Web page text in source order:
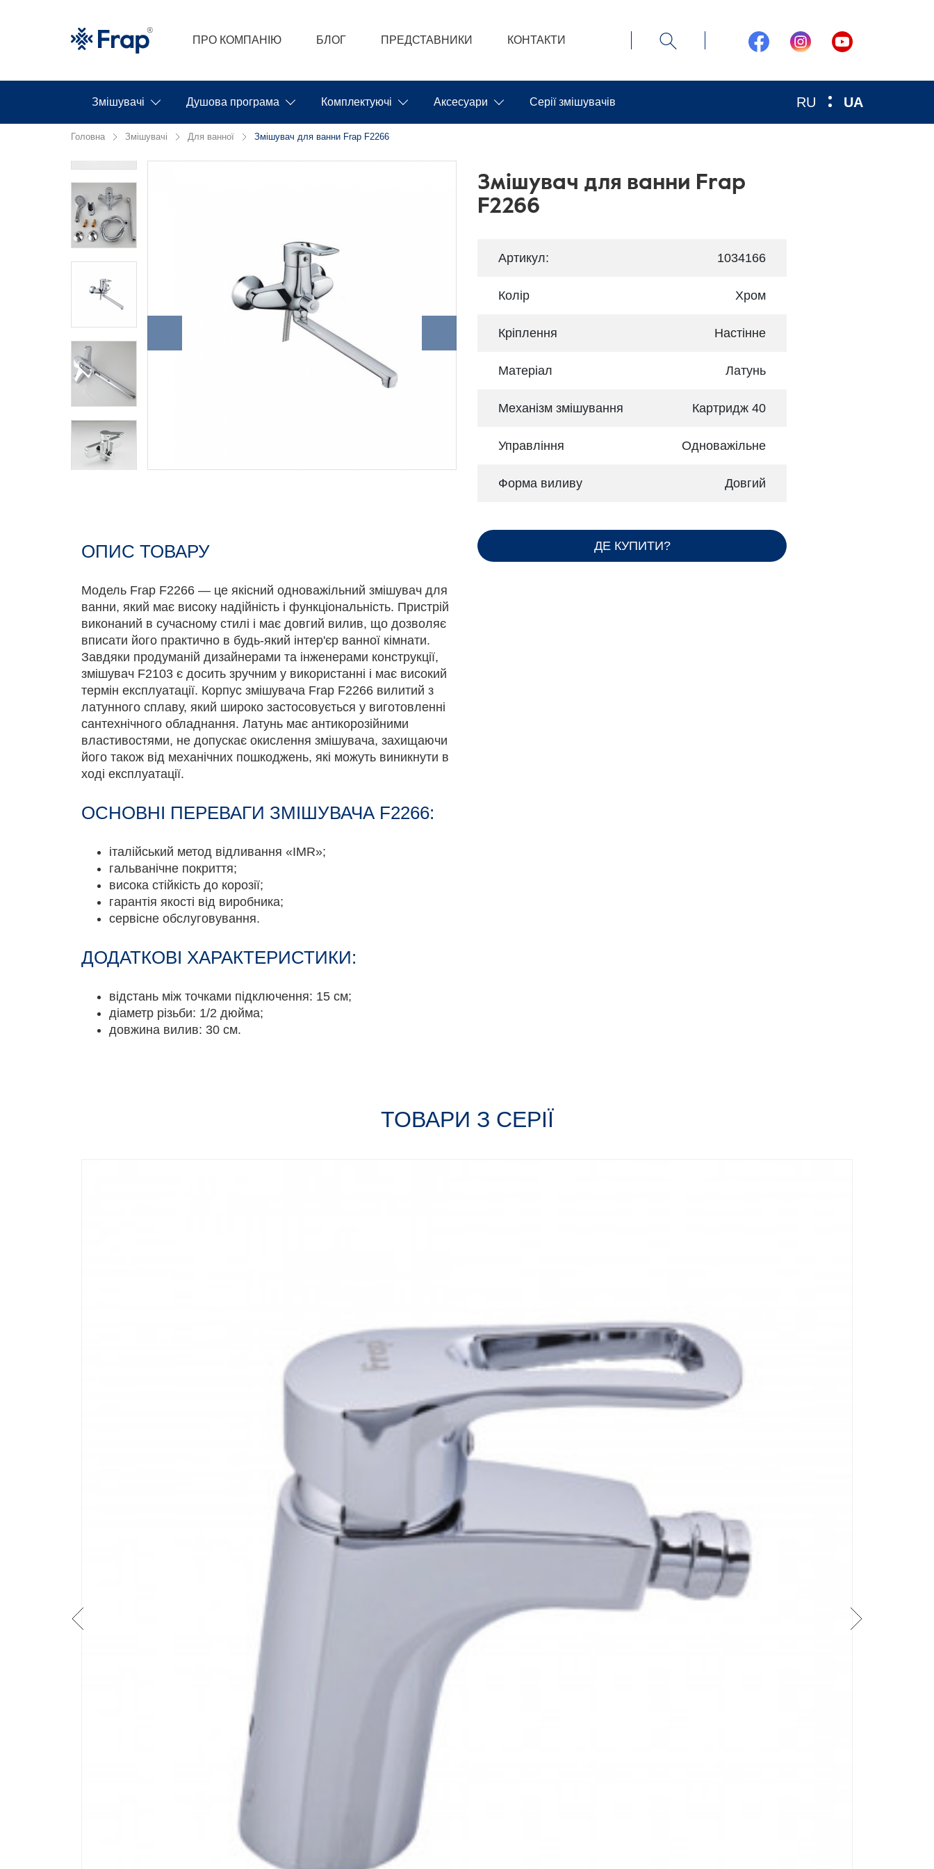
ПРО КОМПАНІЮ БЛОГ ПРЕДСТАВНИКИ КОНТАКТИ
RU UA
Змішувачі Душова програма Комплектуючі Аксесуари Серії змішувачів
Головна Змішувачі Для ванної Змішувач для ванни Frap F2266
ОПИС ТОВАРУ
Модель Frap F2266 — це якісний одноважільний змішувач для
ванни, який має високу надійність і функціональність. Пристрій
виконаний в сучасному стилі і має довгий вилив, що дозволяє
вписати його практично в будь-який інтер'єр ванної кімнати.
Завдяки продуманій дизайнерами та інженерами конструкції,
змішувач F2103 є досить зручним у використанні і має високий
термін експлуатації. Корпус змішувача Frap F2266 вилитий з
латунного сплаву, який широко застосовується у виготовленні
сантехнічного обладнання. Латунь має антикорозійними
властивостями, не допускає окислення змішувача, захищаючи
його також від механічних пошкоджень, які можуть виникнути в
ході експлуатації.
ОСНОВНІ ПЕРЕВАГИ ЗМІШУВАЧА F2266:
італійський метод відливання «IMR»;
гальванічне покриття;
висока стійкість до корозії;
гарантія якості від виробника;
сервісне обслуговування.
ДОДАТКОВІ ХАРАКТЕРИСТИКИ:
відстань між точками підключення: 15 см;
діаметр різьби: 1/2 дюйма;
довжина вилив: 30 см.
Змішувач для ванни Frap
F2266
Артикул: 1034166
Колір Хром
Кріплення Настінне
Матеріал Латунь
Механізм змішування Картридж 40
Управління Одноважільне
Форма виливу Довгий
ДЕ КУПИТИ?
ТОВАРИ З СЕРІЇ